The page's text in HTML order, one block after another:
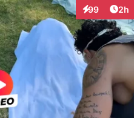
99
Interaktionen
2h